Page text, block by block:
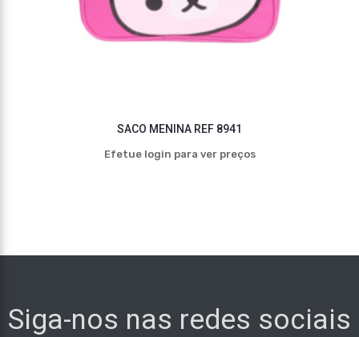
SACO MENINA REF 8941
Efetue login para ver preços
Siga-nos nas redes sociais